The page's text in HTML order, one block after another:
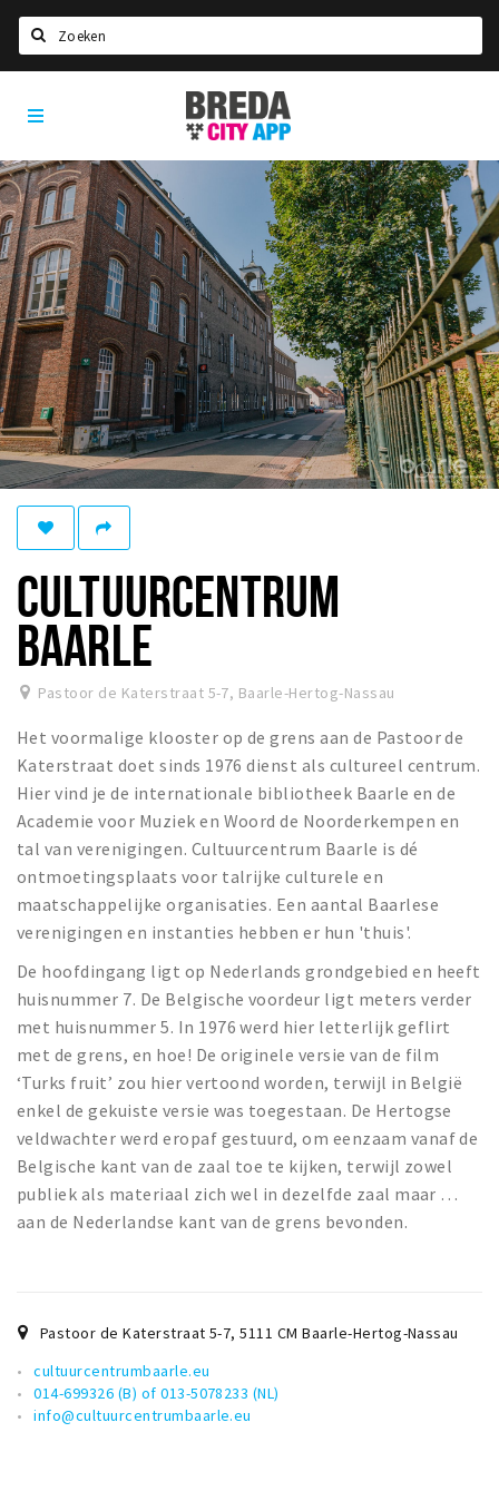
Home
Agenda
Deals
Party pics
Nieuws, interviews & blogs
Eten
Drinken
Slapen
Recreatief
Winkels
Winkelgebieden
Bezienswaardigheden
Musea, theaters & podia
Uitjes & activiteiten
Toeristische routes
Natuurgebieden
Baroniepoorten
Privacy
Breda
City
App
CULTUURCENTRUM
BAARLE
Pastoor de Katerstraat 5-7, Baarle-Hertog-Nassau
Het voormalige klooster op de grens aan de Pastoor de
Katerstraat doet sinds 1976 dienst als cultureel centrum.
Hier vind je de internationale bibliotheek Baarle en de
Academie voor Muziek en Woord de Noorderkempen en
tal van verenigingen. Cultuurcentrum Baarle is dé
ontmoetingsplaats voor talrijke culturele en
maatschappelijke organisaties. Een aantal Baarlese
verenigingen en instanties hebben er hun 'thuis'.
De hoofdingang ligt op Nederlands grondgebied en heeft
huisnummer 7. De Belgische voordeur ligt meters verder
met huisnummer 5. In 1976 werd hier letterlijk geflirt
met de grens, en hoe! De originele versie van de film
‘Turks fruit’ zou hier vertoond worden, terwijl in België
enkel de gekuiste versie was toegestaan. De Hertogse
veldwachter werd eropaf gestuurd, om eenzaam vanaf de
Belgische kant van de zaal toe te kijken, terwijl zowel
publiek als materiaal zich wel in dezelfde zaal maar …
aan de Nederlandse kant van de grens bevonden.
Pastoor de Katerstraat 5-7,5111 CM Baarle-Hertog-Nassau
cultuurcentrumbaarle.eu
014-699326 (B) of 013-5078233 (NL)
info@cultuurcentrumbaarle.eu